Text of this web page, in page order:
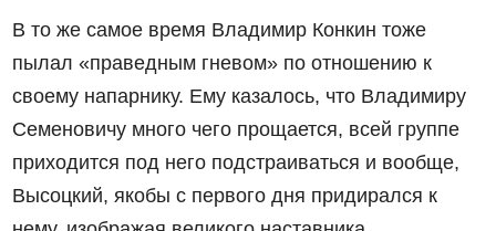
В то же самое время Владимир Конкин тоже
пылал «праведным гневом» по отношению к
своему напарнику. Ему казалось, что Владимиру
Семеновичу много чего прощается, всей группе
приходится под него подстраиваться и вообще,
Высоцкий, якобы с первого дня придирался к